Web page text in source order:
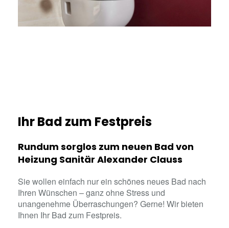
Ihr Bad zum Festpreis
Rundum sorglos zum neuen Bad von
Heizung Sanitär Alexander Clauss
Sie wollen einfach nur ein schönes neues Bad nach
Ihren Wünschen – ganz ohne Stress und
unangenehme Überraschungen? Gerne! Wir bieten
Ihnen Ihr Bad zum Festpreis.